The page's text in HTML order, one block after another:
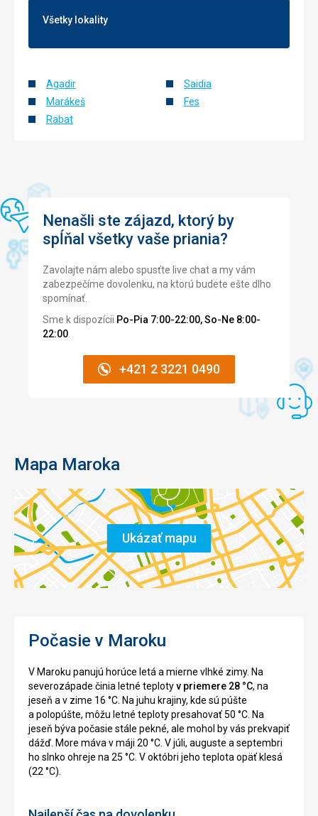
Táto recenzia bola preložená automaticky pomocou
Všetky lokality
Agadir
Marákeš
Rabat
Saidia
Fes
Nenašli ste zájazd, ktorý by
spĺňal všetky vaše priania?
Zavolajte nám alebo spusťte live chat a my vám
zabezpečíme dovolenku, na ktorú budete ešte dlho
spomínať.
Sme k dispozícii Po-Pia 7:00-22:00, So-Ne 8:00-
22:00
+421 2 3221 0490
Mapa Maroka
Ukázať mapu
Počasie v Maroku
V Maroku panujú horúce letá a mierne vlhké zimy. Na
severozápade činia letné teplotyv priemere 28 °C, na
jeseň a v zime 16 °C. Na juhu krajiny, kde sú púšte
a polopúšte, môžu letné teploty presahovať 50 °C. Na
jeseň býva počasie stále pekné, ale mohol by vás prekvapiť
dážď. More máva v máji 20 °C. V júli, auguste a septembri
ho slnko ohreje na 25 °C. V októbri jeho teplota opäť klesá
(22 °C).